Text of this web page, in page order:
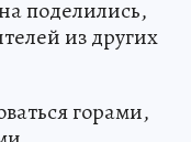
поделились,
из других
горами,